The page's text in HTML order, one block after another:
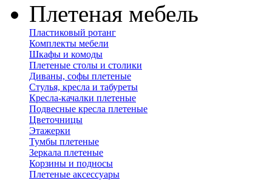
Плетеная мебель
Пластиковый ротанг
Комплекты мебели
Шкафы и комоды
Плетеные столы и столики
Диваны, софы плетеные
Стулья, кресла и табуреты
Кресла-качалки плетеные
Подвесные кресла плетеные
Цветочницы
Этажерки
Тумбы плетеные
Зеркала плетеные
Корзины и подносы
Плетеные аксессуары